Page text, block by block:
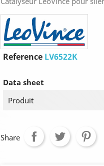
Reference LV6522K
Data sheet
Produit
Share